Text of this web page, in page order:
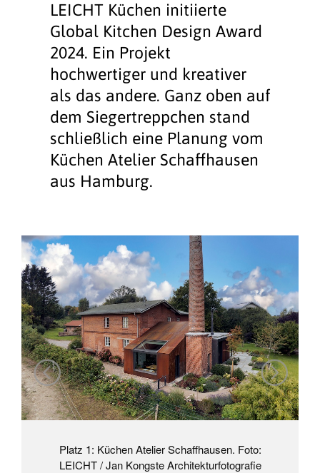
LEICHT Küchen initiierte
Global Kitchen Design Award
2024. Ein Projekt
hochwertiger und kreativer
als das andere. Ganz oben auf
dem Siegertreppchen stand
schließlich eine Planung vom
Küchen Atelier Schaffhausen
aus Hamburg.
Platz 1: Küchen Atelier Schaffhausen. Foto:
LEICHT / Jan Kongste Architekturfotografie